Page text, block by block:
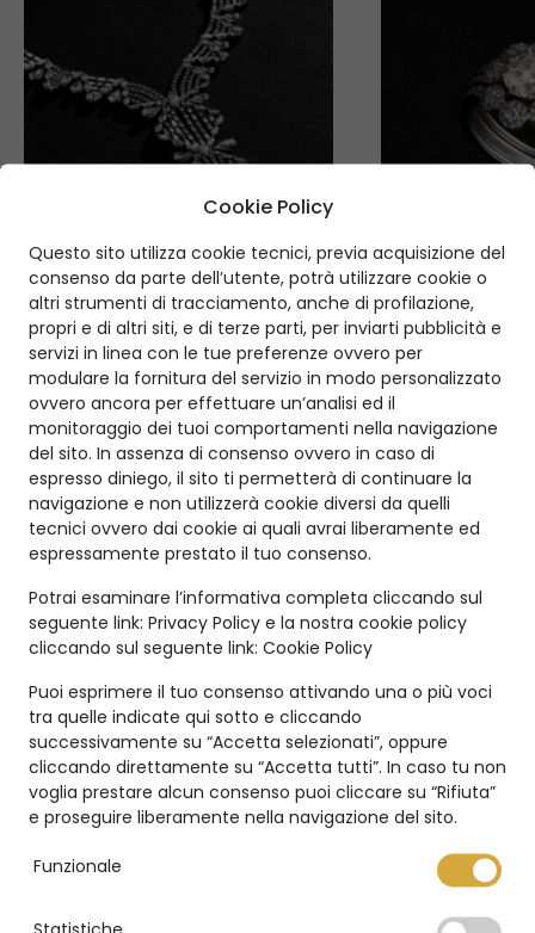
Creazioni
Uniche
I gioielli Marco Valente High
Jewelry sono ancora più
unici grazie a:
Cookie Policy
Questo sito utilizza cookie tecnici, previa acquisizione del
consenso da parte dell’utente, potrà utilizzare cookie o
altri strumenti di tracciamento, anche di profilazione,
propri e di altri siti, e di terze parti, per inviarti pubblicità e
servizi in linea con le tue preferenze ovvero per
modulare la fornitura del servizio in modo personalizzato
ovvero ancora per effettuare un’analisi ed il
monitoraggio dei tuoi comportamenti nella navigazione
del sito. In assenza di consenso ovvero in caso di
espresso diniego, il sito ti permetterà di continuare la
navigazione e non utilizzerà cookie diversi da quelli
tecnici ovvero dai cookie ai quali avrai liberamente ed
espressamente prestato il tuo consenso.
Potrai esaminare l’informativa completa cliccando sul
seguente link: Privacy Policy e la nostra cookie policy
cliccando sul seguente link: Cookie Policy
Puoi esprimere il tuo consenso attivando una o più voci
tra quelle indicate qui sotto e cliccando
successivamente su “Accetta selezionati”, oppure
cliccando direttamente su “Accetta tutti”. In caso tu non
voglia prestare alcun consenso puoi cliccare su “Rifiuta”
e proseguire liberamente nella navigazione del sito.
Funzionale